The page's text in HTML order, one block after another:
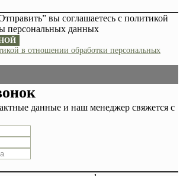
вы соглашаетесь с политикой
персональных данных
в отношении обработки персональных
данные и наш менеджер свяжется с